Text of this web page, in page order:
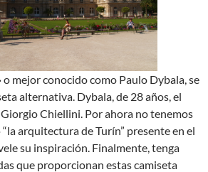
o mejor conocido como Paulo Dybala, se
alternativa. Dybala, de 28 años, el
Chiellini. Por ahora no tenemos
arquitectura de Turín” presente en el
su inspiración. Finalmente, tenga
que proporcionan estas camiseta